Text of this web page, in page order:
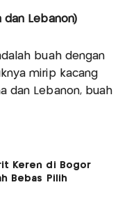
dan Lebanon)
buah dengan
mirip kacang
dan Lebanon, buah
Keren di Bogor
Bebas Pilih